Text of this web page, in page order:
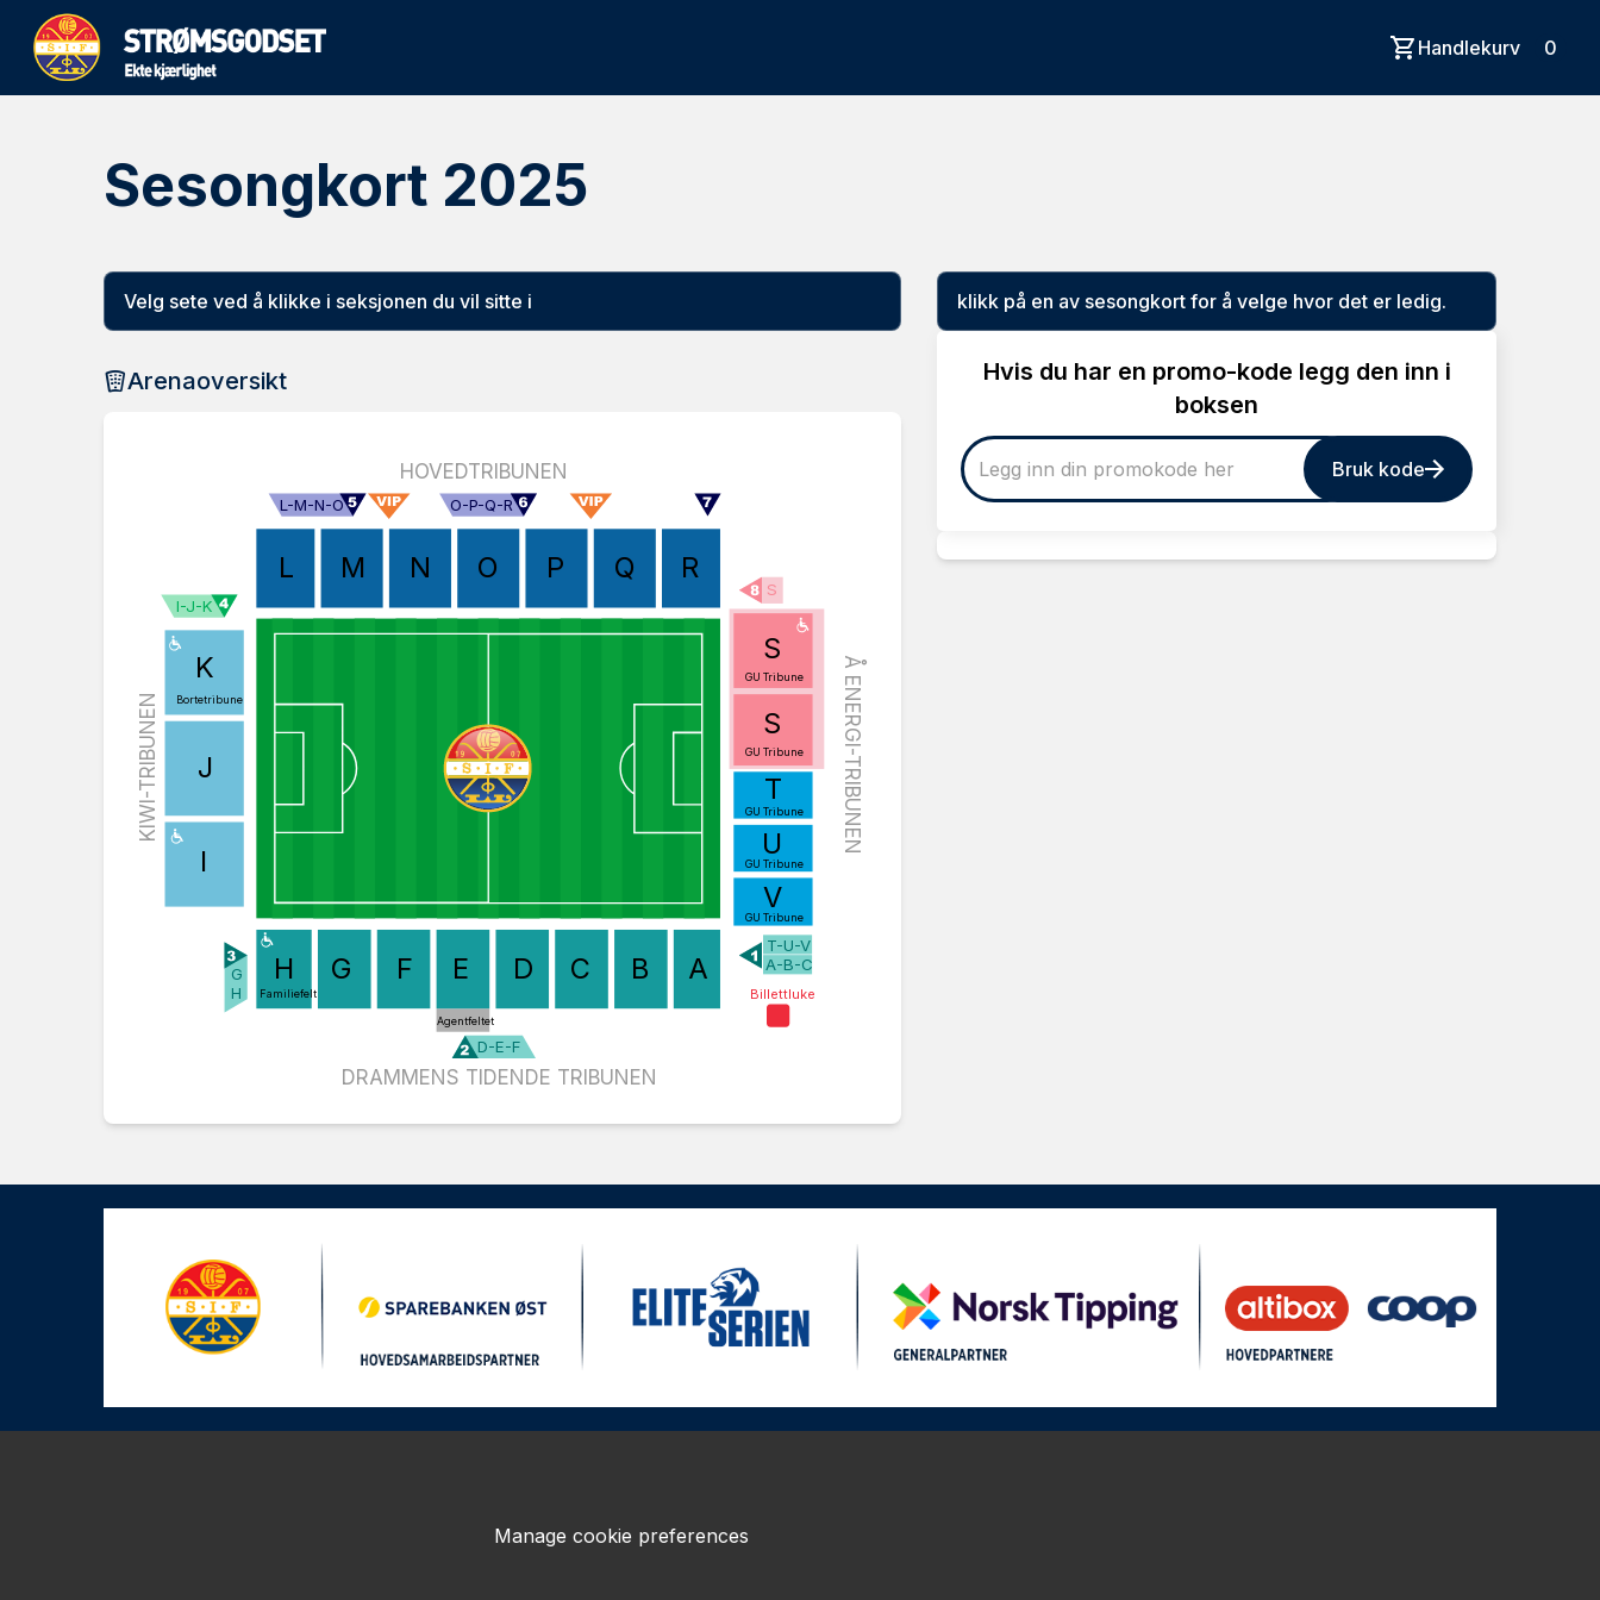
Handlekurv 0
Sesongkort 2025
Velg sete ved å klikke i seksjonen du vil sitte i
Arenaoversikt
V
U
T
S
S
R
Q
P
O
N
M
L
K
J
I
H G F
Agentfeltet
E D C B A
Bortetribune
GU Tribune
GU Tribune
GU Tribune
GU Tribune
GU Tribune
Familiefelt
KIWI-TRIBUNEN
HOVEDTRIBUNEN
DRAMMENS TIDENDE TRIBUNEN
Å ENERGI-TRIBUNEN
Billettluke
L-M-N-O O-P-Q-R
I-J-K
D-E-F
T-U-V
A-B-C
G
H
S
klikk på en av sesongkort for å velge hvor det er ledig.
Hvis du har en promo-kode legg den inn i
boksen
Bruk kode
Manage cookie preferences